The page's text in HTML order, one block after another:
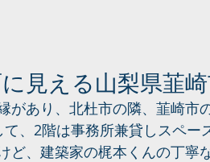
見える山梨県韮
があり、北杜市の隣、韮崎市
、2階は事務所兼貸しスペー
ど、建築家の梶本くんの丁寧